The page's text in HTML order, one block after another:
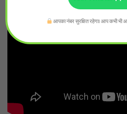
आपका नंबर सुरक्षित रहेगा। आप कभी